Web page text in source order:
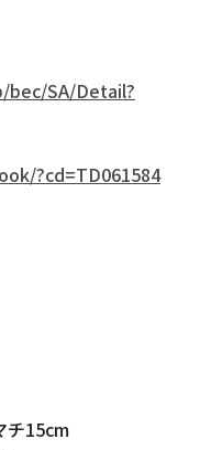
bec/SA/Detail?
?cd=TD061584
チ15cm